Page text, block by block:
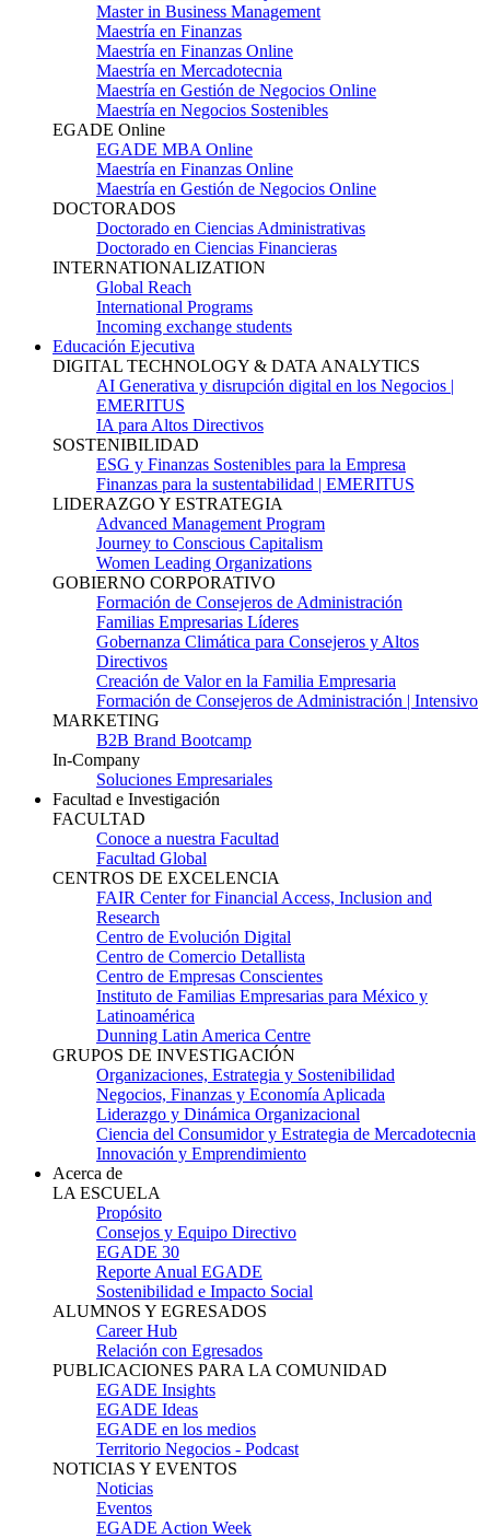
Master in Business Management
Maestría en Finanzas
Maestría en Finanzas Online
Maestría en Mercadotecnia
Maestría en Gestión de Negocios Online
Maestría en Negocios Sostenibles
EGADE Online
EGADE MBA Online
Maestría en Finanzas Online
Maestría en Gestión de Negocios Online
DOCTORADOS
Doctorado en Ciencias Administrativas
Doctorado en Ciencias Financieras
INTERNATIONALIZATION
Global Reach
International Programs
Incoming exchange students
Educación Ejecutiva
DIGITAL TECHNOLOGY & DATA ANALYTICS
AI Generativa y disrupción digital en los Negocios |
EMERITUS
IA para Altos Directivos
SOSTENIBILIDAD
ESG y Finanzas Sostenibles para la Empresa
Finanzas para la sustentabilidad | EMERITUS
LIDERAZGO Y ESTRATEGIA
Advanced Management Program
Journey to Conscious Capitalism
Women Leading Organizations
GOBIERNO CORPORATIVO
Formación de Consejeros de Administración
Familias Empresarias Líderes
Gobernanza Climática para Consejeros y Altos
Directivos
Creación de Valor en la Familia Empresaria
Formación de Consejeros de Administración | Intensivo
MARKETING
B2B Brand Bootcamp
In-Company
Soluciones Empresariales
Facultad e Investigación
FACULTAD
Conoce a nuestra Facultad
Facultad Global
CENTROS DE EXCELENCIA
FAIR Center for Financial Access, Inclusion and
Research
Centro de Evolución Digital
Centro de Comercio Detallista
Centro de Empresas Conscientes
Instituto de Familias Empresarias para México y
Latinoamérica
Dunning Latin America Centre
GRUPOS DE INVESTIGACIÓN
Organizaciones, Estrategia y Sostenibilidad
Negocios, Finanzas y Economía Aplicada
Liderazgo y Dinámica Organizacional
Ciencia del Consumidor y Estrategia de Mercadotecnia
Innovación y Emprendimiento
Acerca de
LA ESCUELA
Propósito
Consejos y Equipo Directivo
EGADE 30
Reporte Anual EGADE
Sostenibilidad e Impacto Social
ALUMNOS Y EGRESADOS
Career Hub
Relación con Egresados
PUBLICACIONES PARA LA COMUNIDAD
EGADE Insights
EGADE Ideas
EGADE en los medios
Territorio Negocios - Podcast
NOTICIAS Y EVENTOS
Noticias
Eventos
EGADE Action Week